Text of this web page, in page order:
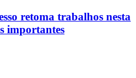
retoma trabalhos nesta
importantes